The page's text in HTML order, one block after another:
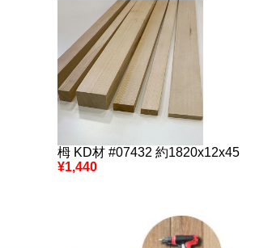
栂 KD材 #07432 約1820x12x45
¥1,440